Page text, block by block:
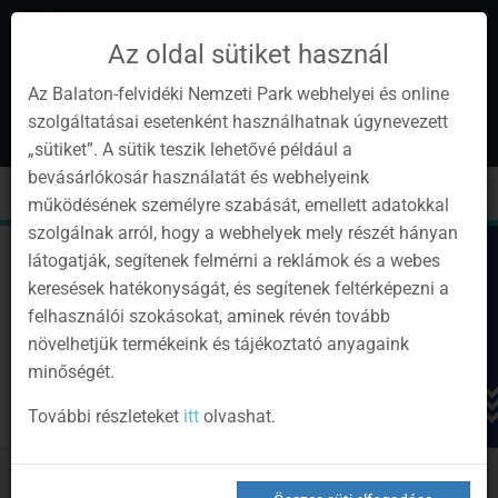
Instagram
YoutubeFacebookProgramok
Hírlevél
hu
Toggle
cart
Toggle
navigation
Bejelentkezés
Az oldal sütiket használ
Az Balaton-felvidéki Nemzeti Park webhelyei és online
szolgáltatásai esetenként használhatnak úgynevezett
„sütiket”. A sütik teszik lehetővé például a
bevásárlókosár használatát és webhelyeink
működésének személyre szabását, emellett adatokkal
szolgálnak arról, hogy a webhelyek mely részét hányan
látogatják, segítenek felmérni a reklámok és a webes
keresések hatékonyságát, és segítenek feltérképezni a
felhasználói szokásokat, aminek révén tovább
növelhetjük termékeink és tájékoztató anyagaink
minőségét.
További részleteket ittolvashat.